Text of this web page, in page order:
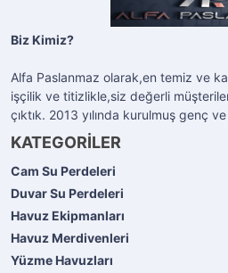
Biz Kimiz?
Alfa Paslanmaz olarak,en temiz ve
işçilik ve titizlikle,siz değerli
çıktık. 2013 yılında kurulmuş genç
KATEGORİLER
Cam Su Perdeleri
Duvar Su Perdeleri
Havuz Ekipmanları
Havuz Merdivenleri
Yüzme Havuzları